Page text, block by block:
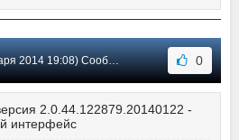
19:08) Сообщение #24 0
2.0.44.122879.20140122 -
интерфейс